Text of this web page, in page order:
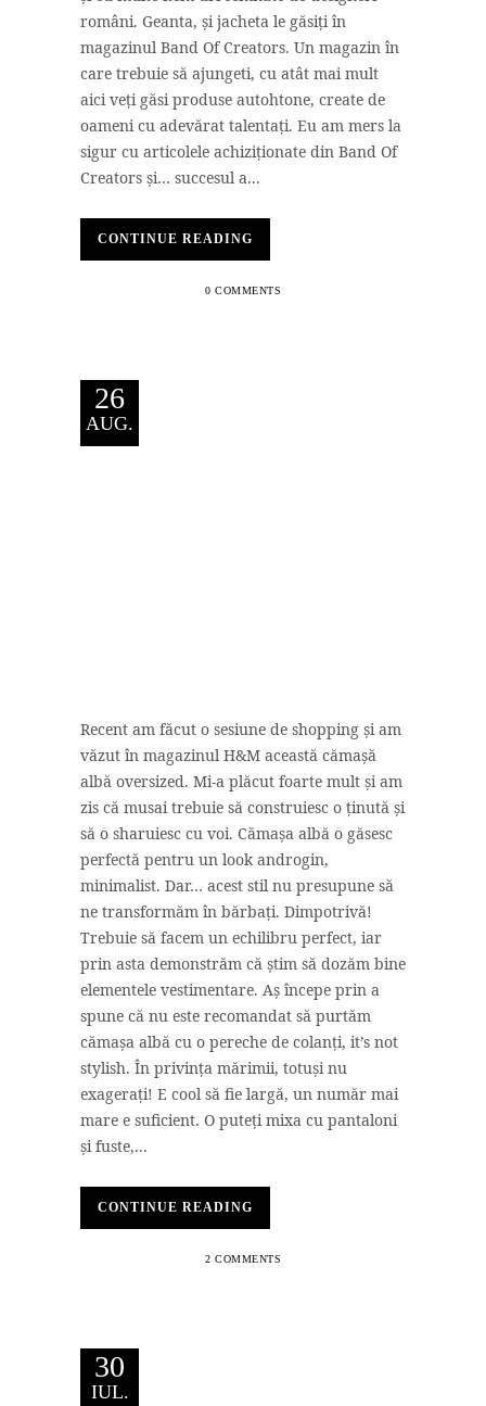
români. Geanta, și jacheta le găsiți în
magazinul Band Of Creators. Un magazin în
care trebuie să ajungeti, cu atât mai mult
aici veți găsi produse autohtone, create de
oameni cu adevărat talentați. Eu am mers la
sigur cu articolele achiziționate din Band Of
Creators și… succesul a...
CONTINUE READING
0 COMMENTS
26
AUG.
Recent am făcut o sesiune de shopping și am
văzut în magazinul H&M această cămașă
albă oversized. Mi-a plăcut foarte mult și am
zis că musai trebuie să construiesc o ținută și
să o sharuiesc cu voi. Cămașa albă o găsesc
perfectă pentru un look androgin,
minimalist. Dar… acest stil nu presupune să
ne transformăm în bărbați. Dimpotrivă!
Trebuie să facem un echilibru perfect, iar
prin asta demonstrăm că știm să dozăm bine
elementele vestimentare. Aș începe prin a
spune că nu este recomandat să purtăm
cămașa albă cu o pereche de colanți, it’s not
stylish. În privința mărimii, totuși nu
exagerați! E cool să fie largă, un număr mai
mare e suficient. O puteți mixa cu pantaloni
și fuste,...
CONTINUE READING
2 COMMENTS
30
IUL.